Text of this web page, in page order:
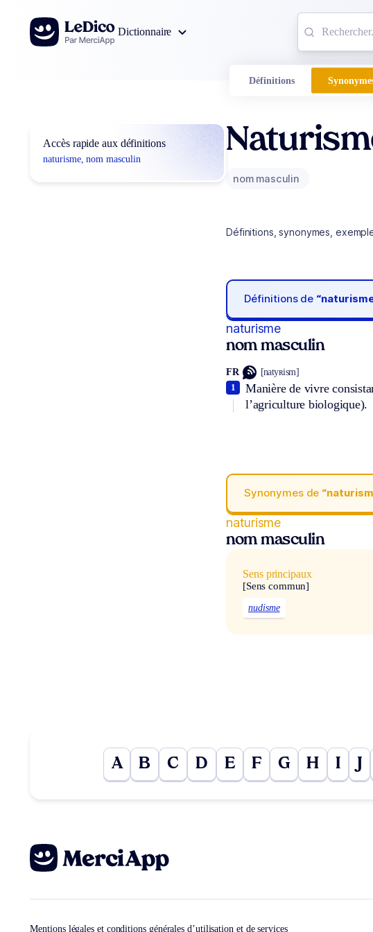
Aller au contenu
Dictionnaire
Définitions
Accès rapide aux définitions
naturisme, nom masculin
nom masculin
Définitions, synonymes,
Définitions de
naturisme
nom masculin
FR [natyʀism]
Manière de vivre
l’agriculture biologique).
1
Synonymes de
naturisme
nom masculin
Sens principaux
[Sens commun]
nudisme
A B C D E F G H I J
Mentions légales et conditions générales d’utilisation et de services